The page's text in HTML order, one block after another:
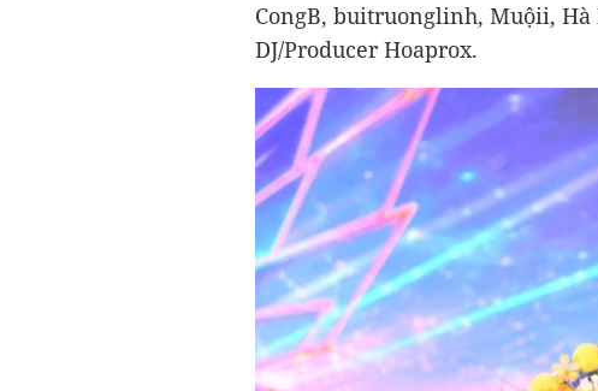
CongB, buitruonglinh, Muộii, Hà
DJ/Producer Hoaprox.